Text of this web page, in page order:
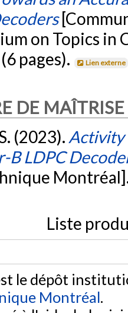
on Topics in
pages).
Lien externe
DE MAÎTRISE
(2023). Activity
B LDPC
Liste
le dépôt
Montréal.